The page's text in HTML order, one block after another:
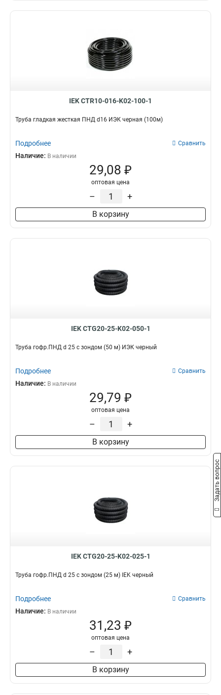
IEK CTR10-016-K02-100-1
Труба гладкая жесткая ПНД d16 ИЭК черная (100м)
Подробнее Сравнить
Наличие: В наличии
29,08 ₽
оптовая цена
– +
В корзину
IEK CTG20-25-K02-050-1
Труба гофр.ПНД d 25 с зондом (50 м) ИЭК черный
Подробнее Сравнить
Наличие: В наличии
29,79 ₽
оптовая цена
– +
В корзину
IEK CTG20-25-K02-025-1
Труба гофр.ПНД d 25 с зондом (25 м) IEK черный
Подробнее Сравнить
Наличие: В наличии
31,23 ₽
оптовая цена
– +
В корзину
Задать вопрос